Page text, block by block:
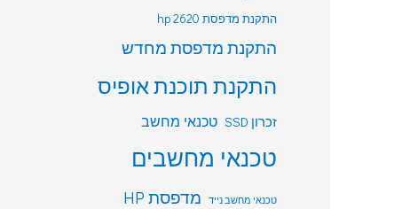
התקנת מדפסת hp 2620
התקנת מדפסת מחדש
התקנת תוכנת אופיס
זכרון SSD טכנאי מחשב
טכנאי מחשבים
טכנאי מחשב נייד מדפסת HP